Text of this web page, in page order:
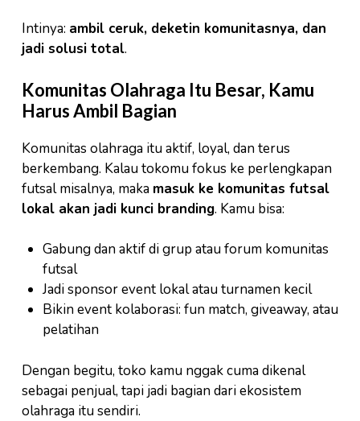
Intinya: ambil ceruk, deketin komunitasnya, dan
jadi solusi total.
Komunitas Olahraga Itu Besar, Kamu
Harus Ambil Bagian
Komunitas olahraga itu aktif, loyal, dan terus
berkembang. Kalau tokomu fokus ke perlengkapan
futsal misalnya, maka masuk ke komunitas futsal
lokal akan jadi kunci branding. Kamu bisa:
Gabung dan aktif di grup atau forum komunitas
futsal
Jadi sponsor event lokal atau turnamen kecil
Bikin event kolaborasi: fun match, giveaway, atau
pelatihan
Dengan begitu, toko kamu nggak cuma dikenal
sebagai penjual, tapi jadi bagian dari ekosistem
olahraga itu sendiri.